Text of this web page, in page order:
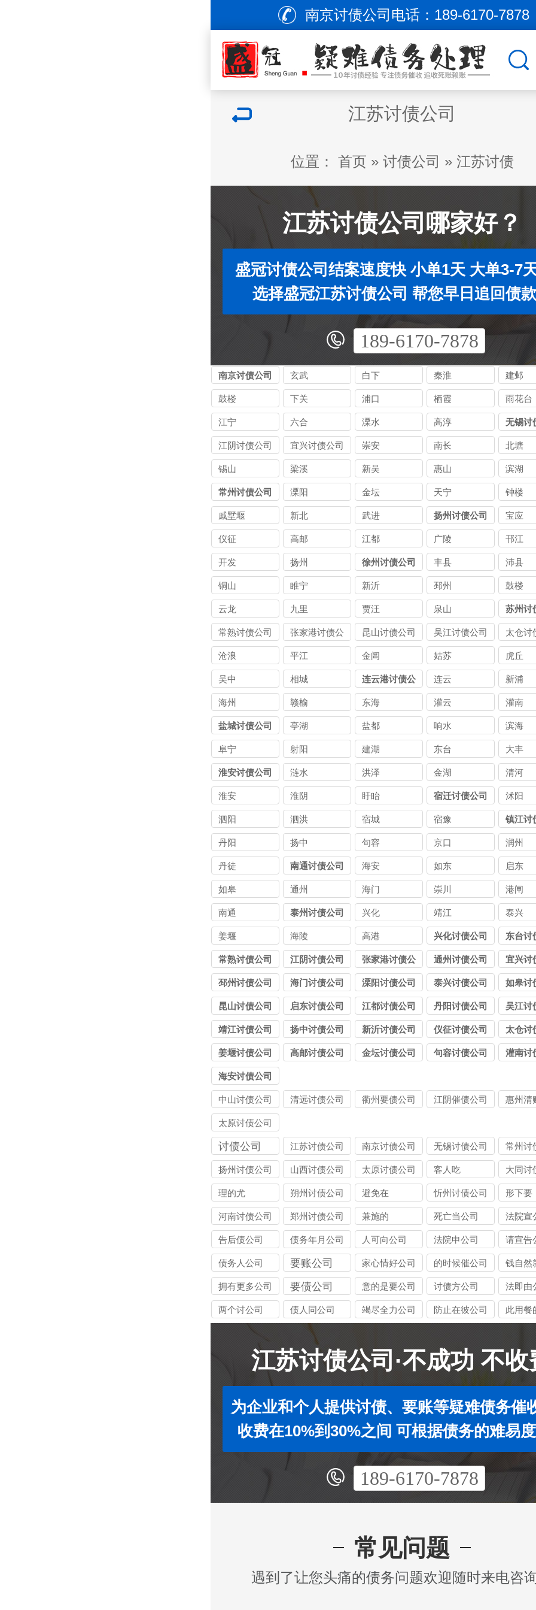
南京讨债公司电话： 189-6170-7878
江苏讨债公司
位置： 首页 » 讨债公司 » 江苏讨债
江苏讨债公司哪家好？
盛冠讨债公司结案速度快 小单1天 大单3-7
选择盛冠江苏讨债公司 帮您早日追回债款
189-6170-7878
南京讨债公司 玄武 白下 秦淮 建邺
鼓楼 下关 浦口 栖霞 雨花台
江宁 六合 溧水 高淳 无锡讨
江阴讨债公司 宜兴讨债公司 崇安 南长 北塘
锡山 梁溪 新吴 惠山 滨湖
常州讨债公司 溧阳 金坛 天宁 钟楼
戚墅堰 新北 武进 扬州讨债公司 宝应
仪征 高邮 江都 广陵 邗江
开发 扬州 徐州讨债公司 丰县 沛县
铜山 睢宁 新沂 邳州 鼓楼
云龙 九里 贾汪 泉山 苏州讨
常熟讨债公司
张家港讨债公
司
昆山讨债公司 吴江讨债公司 太仓讨
沧浪 平江 金阊 姑苏 虎丘
吴中 相城
连云港讨债公
司
连云 新浦
海州 赣榆 东海 灌云 灌南
盐城讨债公司 亭湖 盐都 响水 滨海
阜宁 射阳 建湖 东台 大丰
淮安讨债公司 涟水 洪泽 金湖 清河
淮安 淮阴 盱眙 宿迁讨债公司 沭阳
泗阳 泗洪 宿城 宿豫 镇江讨
丹阳 扬中 句容 京口 润州
丹徒 南通讨债公司 海安 如东 启东
如皋 通州 海门 崇川 港闸
南通 泰州讨债公司 兴化 靖江 泰兴
姜堰 海陵 高港 兴化讨债公司 东台讨
常熟讨债公司 江阴讨债公司
张家港讨债公
司
通州讨债公司 宜兴讨
邳州讨债公司 海门讨债公司 溧阳讨债公司 泰兴讨债公司 如皋讨
昆山讨债公司 启东讨债公司 江都讨债公司 丹阳讨债公司 吴江讨
靖江讨债公司 扬中讨债公司 新沂讨债公司 仪征讨债公司 太仓讨
姜堰讨债公司 高邮讨债公司 金坛讨债公司 句容讨债公司 灌南讨
海安讨债公司
中山讨债公司 清远讨债公司 衢州要债公司
江阴催债公司
惠州清
太原讨债公司
讨债公司 江苏讨债公司 南京讨债公司 无锡讨债公司 常州讨
扬州讨债公司 山西讨债公司 太原讨债公司 客人吃 大同讨
理的尤 朔州讨债公司 避免在 忻州讨债公司 形下要
河南讨债公司 郑州讨债公司 兼施的 死亡当公司 法院宣
告后债公司 债务年月公司 人可向公司 法院申公司 请宣告
债务人公司 要账公司 家心情好公司 的时候催公司 钱自然
拥有更多公司 要债公司 意的是要公司 讨债方公司 法即由
两个讨公司 债人同公司 竭尽全力公司 防止在彼公司 此用餐
江苏讨债公司·不成功 不收
为企业和个人提供讨债、要账等疑难债务催
收费在10%到30%之间 可根据债务的难易
189-6170-7878
常见问题
遇到了让您头痛的债务问题欢迎随时来电咨询